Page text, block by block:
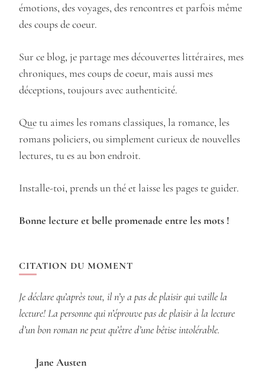
émotions, des voyages, des rencontres et parfois même
des coups de coeur.
Sur ce blog, je partage mes découvertes littéraires, mes
chroniques, mes coups de coeur, mais aussi mes
déceptions, toujours avec authenticité.
Que tu aimes les romans classiques, la romance, les
romans policiers, ou simplement curieux de nouvelles
lectures, tu es au bon endroit.
Installe-toi, prends un thé et laisse les pages te guider.
Bonne lecture et belle promenade entre les mots !
CITATION DU MOMENT
Je déclare qu’après tout, il n’y a pas de plaisir qui vaille la
lecture! La personne qui n’éprouve pas de plaisir à la lecture
d’un bon roman ne peut qu’être d’une bêtise intolérable.
Jane Austen